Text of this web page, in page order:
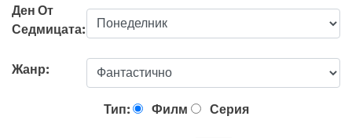
Ден От
Седмицата:
Жанр:
Тип: Филм Серия